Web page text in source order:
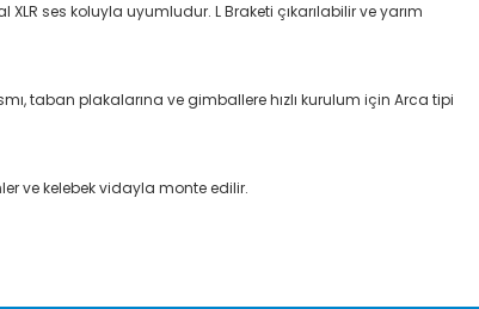
ses koluyla uyumludur. L Braketi çıkarılabilir ve yarım
taban plakalarına ve gimballere hızlı kurulum için Arca tipi
ve kelebek vidayla monte edilir.